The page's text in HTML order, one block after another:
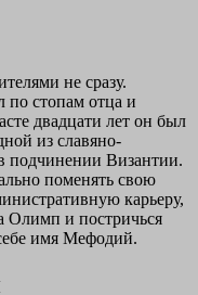
не сразу.
по стопам отца и
двадцати лет он был
из славяно-
подчинении Византии.
поменять свою
карьеру,
Олимп и постричься
имя Мефодий.